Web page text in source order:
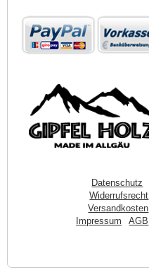
Datenschutz
Widerrufsrecht
Versandkosten
Impressum
AGB